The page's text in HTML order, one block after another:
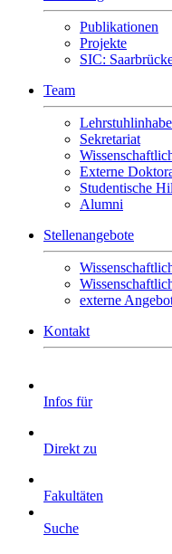
Publikationen
Projekte
SIC:
Team
Sekretariat
Externe
Studentische
Alumni
Stellenangebote
externe
Kontakt
Infos für
Direkt zu
Fakultäten
Suche